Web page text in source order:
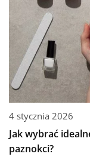
4 stycznia 2026
Jak wybrać
paznokci?